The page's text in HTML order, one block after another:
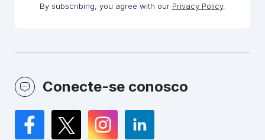
By subscribing, you agree with our Privacy Policy.
Conecte-se conosco
Facebook
TwitterInstagramLinkedIn